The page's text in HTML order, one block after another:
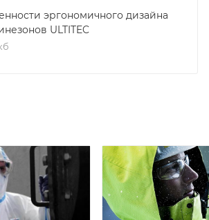
эргономичного дизайна
ULTITEC